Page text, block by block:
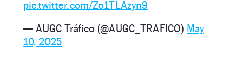
pic.twitter.com/Zo1TLAzyn9
— AUGC Tráfico (@AUGC_TRAFICO) May
10, 2025